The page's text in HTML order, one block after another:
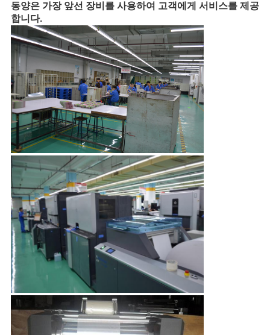
동양은 가장 앞선 장비를 사용하여 고객에게 서비스를 제공
합니다.